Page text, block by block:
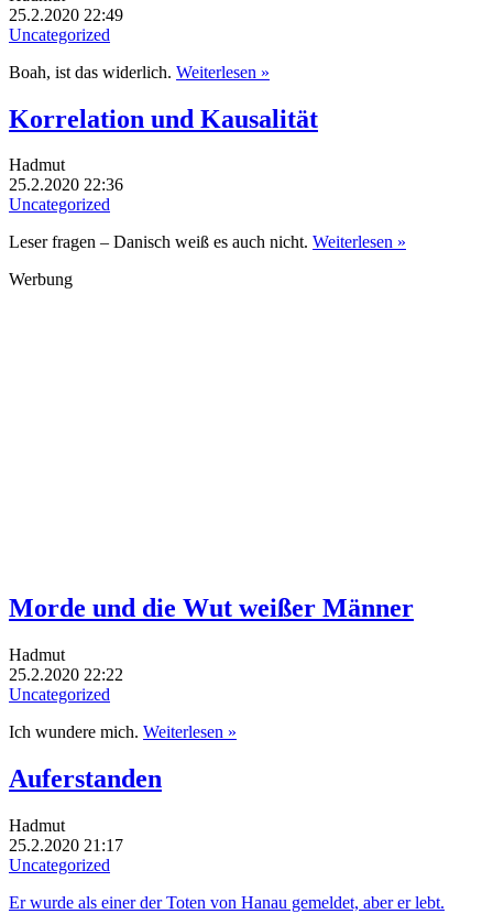
25.2.2020 22:49
Uncategorized
Boah, ist das widerlich. Weiterlesen »
Korrelation und Kausalität
Hadmut
25.2.2020 22:36
Uncategorized
Leser fragen – Danisch weiß es auch nicht. Weiterlesen »
Werbung
Morde und die Wut weißer Männer
Hadmut
25.2.2020 22:22
Uncategorized
Ich wundere mich. Weiterlesen »
Auferstanden
Hadmut
25.2.2020 21:17
Uncategorized
Er wurde als einer der Toten von Hanau gemeldet, aber er lebt.